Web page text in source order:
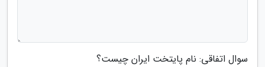
سوال اتفاقی: نام پایتخت ایران چیست؟